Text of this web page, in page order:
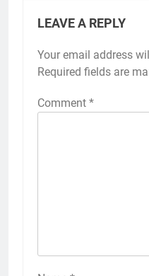
LEAVE A REPLY
Your email address
Required fields are
Comment *